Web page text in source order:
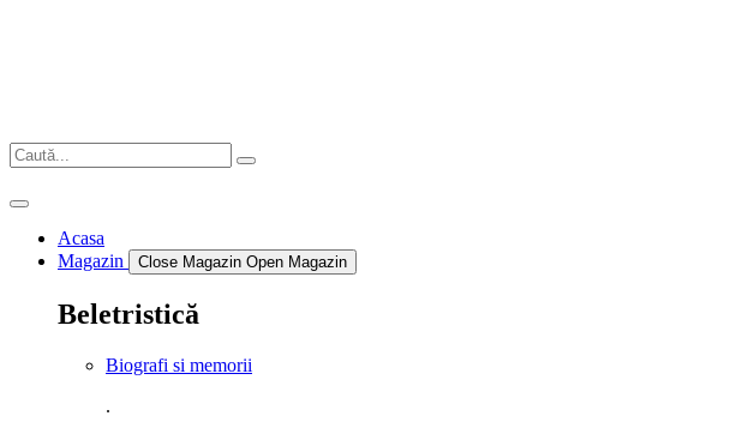
Acasa
Magazin
Close Magazin Open Magazin
Beletristică
Biografi si memorii
.